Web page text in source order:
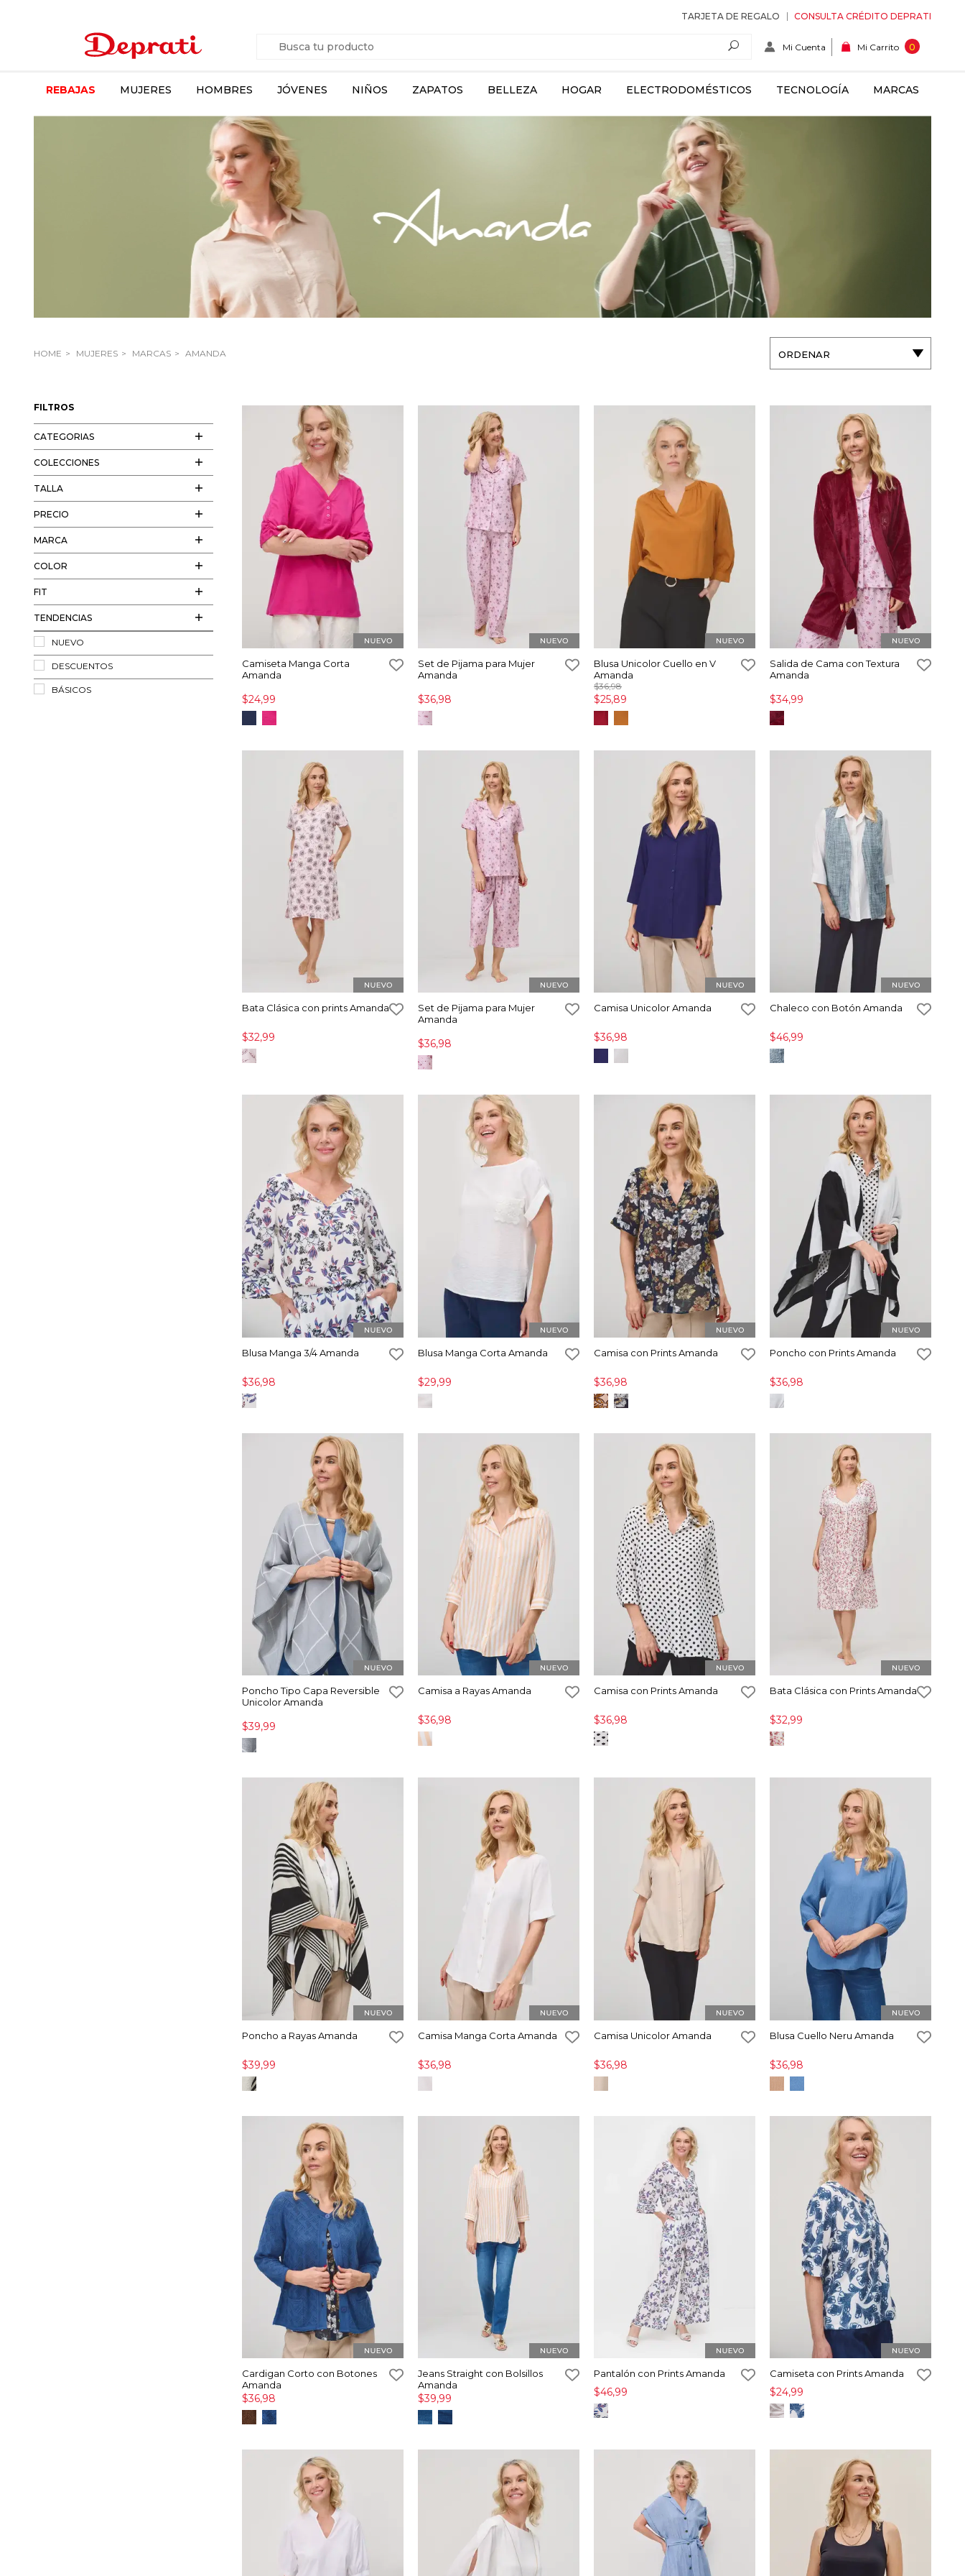
TARJETA DE REGALO CONSULTA CRÉDITO DEPRATI
Mi Cuenta Mi Carrito 0
REBAJAS MUJERES HOMBRES JÓVENES NIÑOS ZAPATOS BELLEZA HOGAR ELECTRODOMÉSTICOS TECNOLOGÍA MARCAS
HOME MUJERES MARCAS AMANDA ORDENAR
FILTROS
CATEGORIAS
COLECCIONES
TALLA
PRECIO
MARCA
COLOR
FIT
TENDENCIAS
NUEVO
DESCUENTOS
BÁSICOS
Camiseta Manga Corta
Amanda
$24,99
Set de Pijama para Mujer
Amanda
$36,98
Blusa Unicolor Cuello en V
Amanda
$36,98
$25,89
Salida de Cama con Textura
Amanda
$34,99
Bata Clásica con prints Amanda
$32,99
Set de Pijama para Mujer
Amanda
$36,98
Camisa Unicolor Amanda
$36,98
Chaleco con Botón Amanda
$46,99
Blusa Manga 3/4 Amanda
$36,98
Blusa Manga Corta Amanda
$29,99
Camisa con Prints Amanda
$36,98
Poncho con Prints Amanda
$36,98
Poncho Tipo Capa Reversible
Unicolor Amanda
$39,99
Camisa a Rayas Amanda
$36,98
Camisa con Prints Amanda
$36,98
Bata Clásica con Prints Amanda
$32,99
Poncho a Rayas Amanda
$39,99
Camisa Manga Corta Amanda
$36,98
Camisa Unicolor Amanda
$36,98
Blusa Cuello Neru Amanda
$36,98
Cardigan Corto con Botones
Amanda
$36,98
Jeans Straight con Bolsillos
Amanda
$39,99
Pantalón con Prints Amanda
$46,99
Camiseta con Prints Amanda
$24,99